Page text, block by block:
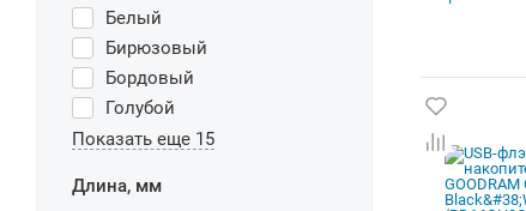
Белый
Бирюзовый
Бордовый
Голубой
Показать еще 15
Длина, мм